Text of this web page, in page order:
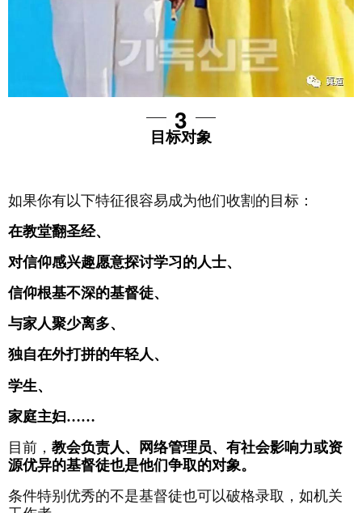
3
目标对象
如果你有以下特征很容易成为他们收割的目标：
在教堂翻圣经、
对信仰感兴趣愿意探讨学习的人士、
信仰根基不深的基督徒、
与家人聚少离多、
独自在外打拼的年轻人、
学生、
家庭主妇……
目前， 教会负责人、网络管理员、有社会影响力或资
源优异的基督徒也是他们争取的对象。
条件特别优秀的不是基督徒也可以破格录取，如机关